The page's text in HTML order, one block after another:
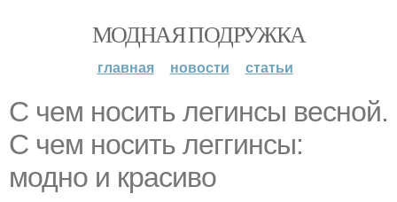
МОДНАЯ ПОДРУЖКА
главная новости статьи
С чем носить легинсы весной.
С чем носить леггинсы:
модно и красиво